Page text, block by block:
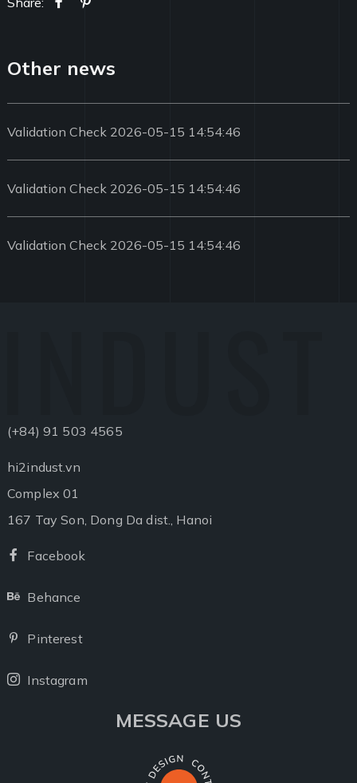
Other news
Validation Check 2026-05-15 14:54:46
Validation Check 2026-05-15 14:54:46
Validation Check 2026-05-15 14:54:46
(+84) 91 503 4565
hi2indust.vn
Complex 01
167 Tay Son, Dong Da dist., Hanoi
Facebook
Behance
Pinterest
Instagram
MESSAGE US